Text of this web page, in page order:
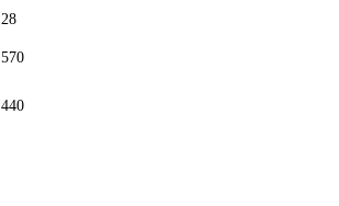
28
570
440